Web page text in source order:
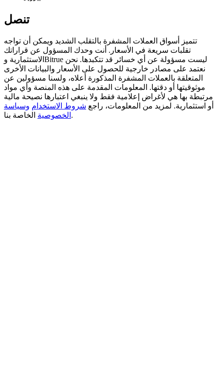
Deposit & Trade BTC to Share 25000 USDT prize pool!
Deposit CASHCAT & Win
Share 500000 CASHCAT prize pool
تنصل
تتميز أسواق العملات المشفرة بالتقلب الشديد ويمكن أن تواجه
تقلبات سريعة في الأسعار. أنت وحدك المسؤول عن قراراتك
الاستثمارية وBitrue ليست مسؤولة عن أي خسائر قد تتكبدها. نحن
نعتمد على مصادر خارجية للحصول على الأسعار والبيانات الأخرى
المتعلقة بالعملات المشفرة المذكورة أعلاه، ولسنا مسؤولين عن
موثوقيتها أو دقتها. المعلومات المقدمة على هذه المنصة وأي مواد
مرتبطة بها هي لأغراض إعلامية فقط ولا ينبغي اعتبارها نصيحة مالية
أو استثمارية. لمزيد من المعلومات، راجع شروط الاستخدام وسياسة
الخصوصية الخاصة بنا.